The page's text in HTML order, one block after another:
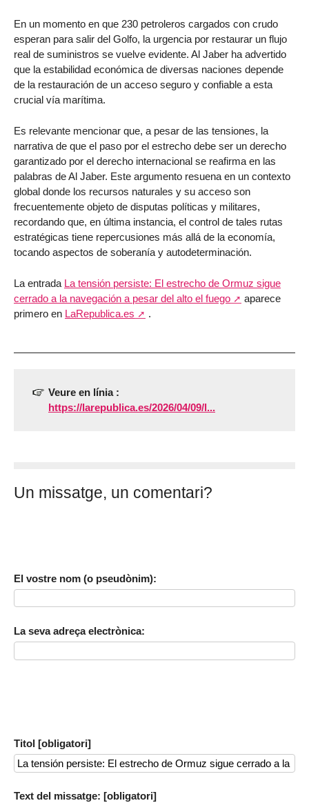
En un momento en que 230 petroleros cargados con crudo
esperan para salir del Golfo, la urgencia por restaurar un flujo
real de suministros se vuelve evidente. Al Jaber ha advertido
que la estabilidad económica de diversas naciones depende
de la restauración de un acceso seguro y confiable a esta
crucial vía marítima.
Es relevante mencionar que, a pesar de las tensiones, la
narrativa de que el paso por el estrecho debe ser un derecho
garantizado por el derecho internacional se reafirma en las
palabras de Al Jaber. Este argumento resuena en un contexto
global donde los recursos naturales y su acceso son
frecuentemente objeto de disputas políticas y militares,
recordando que, en última instancia, el control de tales rutas
estratégicas tiene repercusiones más allá de la economía,
tocando aspectos de soberanía y autodeterminación.
La entrada La tensión persiste: El estrecho de Ormuz sigue
cerrado a la navegación a pesar del alto el fuego
aparece
primero en LaRepublica.es .
Veure en línia :
https://larepublica.es/2026/04/09/l...
Un missatge, un comentari?
El vostre nom (o pseudònim):
La seva adreça electrònica:
Titol [obligatori]
Text del missatge: [obligatori]